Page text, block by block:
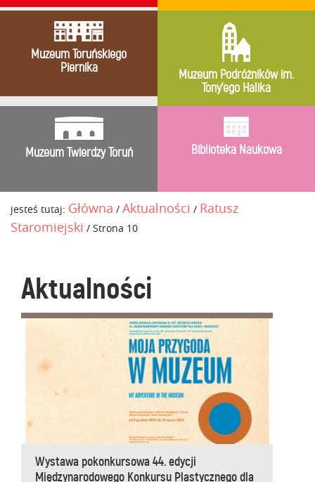
Muzeum Toruńskiego
Piernika
Muzeum Podróżników im.
Tony’ego Halika
Muzeum Twierdzy Toruń Biblioteka Naukowa
jesteś tutaj: Główna / Aktualności / Ratusz
Staromiejski / Strona 10
Aktualności
Wystawa pokonkursowa 44. edycji
Międzynarodowego Konkursu Plastycznego dla